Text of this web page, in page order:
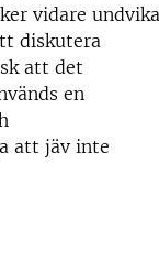
vidare undvika
diskutera
att det
en
att jäv inte